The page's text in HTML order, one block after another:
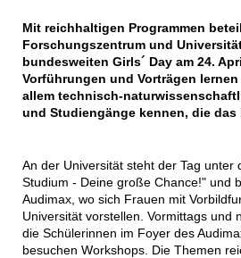
Mit reichhaltigen Programmen
Forschungszentrum und
bundesweiten Girls´ Day am 24.
Vorführungen und Vorträgen
allem technisch-
und Studiengänge kennen, die das
An der Universität steht der Tag unter
Studium - Deine große Chance!" und
Audimax, wo sich Frauen mit
Universität vorstellen. Vormittags und
die Schülerinnen im Foyer des
besuchen Workshops. Die Themen